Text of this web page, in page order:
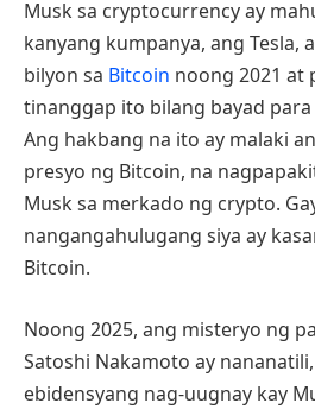
Musk sa cryptocurrency ay
kanyang kumpanya, ang Tesla,
bilyon sa Bitcoin noong 2021 at
tinanggap ito bilang bayad para
Ang hakbang na ito ay malaki
presyo ng Bitcoin, na
Musk sa merkado ng crypto.
nangangahulugang siya ay
Bitcoin.
Noong 2025, ang misteryo ng
Satoshi Nakamoto ay
ebidensyang nag-uugnay kay